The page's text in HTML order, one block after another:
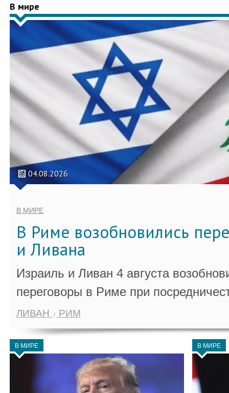
В мире
04.08.2026
В МИРЕ
В Риме возобновились
и Ливана
Израиль и Ливан 4 августа
переговоры в Риме при
ЛИВАН РИМ
В МИРЕ В МИРЕ